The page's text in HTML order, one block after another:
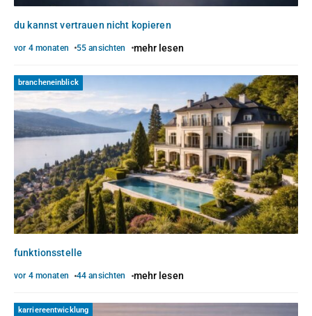
du kannst vertrauen nicht kopieren
vor 4 monaten 55 ansichten mehr lesen
brancheneinblick
funktionsstelle
vor 4 monaten 44 ansichten mehr lesen
karriereentwicklung